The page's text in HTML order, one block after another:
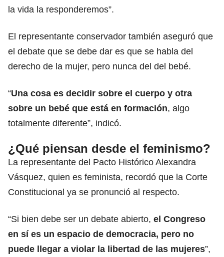
la vida la responderemos”.
El representante conservador también aseguró que
el debate que se debe dar es que se habla del
derecho de la mujer, pero nunca del del bebé.
“Una cosa es decidir sobre el cuerpo y otra
sobre un bebé que está en formación, algo
totalmente diferente”, indicó.
¿Qué piensan desde el feminismo?
La representante del Pacto Histórico Alexandra
Vásquez, quien es feminista, recordó que la Corte
Constitucional ya se pronunció al respecto.
“Si bien debe ser un debate abierto, el Congreso
en sí es un espacio de democracia, pero no
puede llegar a violar la libertad de las mujeres”,